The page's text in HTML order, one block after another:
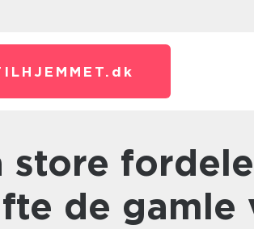
dk
de gamle